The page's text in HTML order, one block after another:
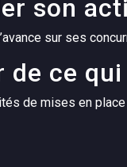
son
sur ses
de ce
de mises en